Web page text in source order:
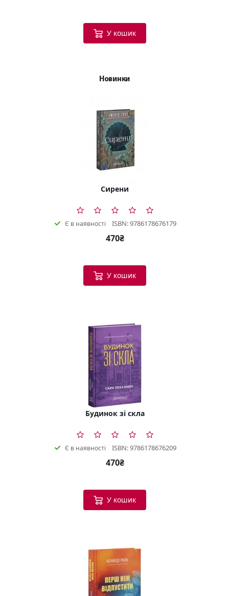
У кошик
Новинки
Сирени
Є в наявності ISBN: 9786178676179
470₴
У кошик
Будинок зі скла
Є в наявності ISBN: 9786178676209
470₴
У кошик